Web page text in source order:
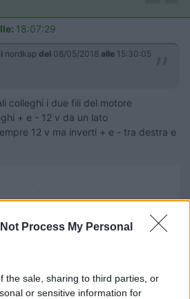
Process My Personal
the sale, sharing to third parties, or
or sensitive information for
18:07:29
nordkap del 08/05/2018 alle 15:30:05
colleghi i due fili del motore
+ e - 12 v da un lato
12 v ma inverti + e - tra destra e